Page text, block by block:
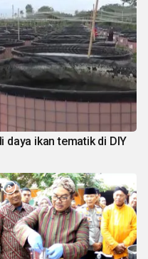
daya ikan tematik di DIY